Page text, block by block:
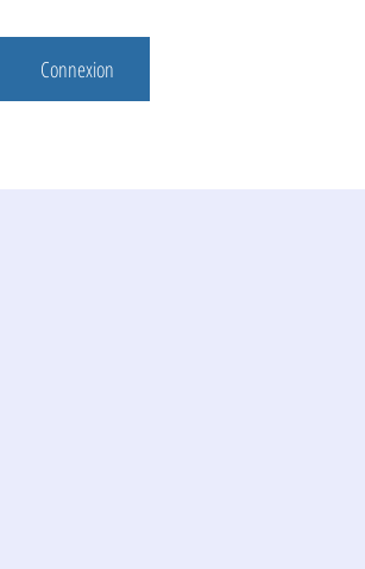
Connexion